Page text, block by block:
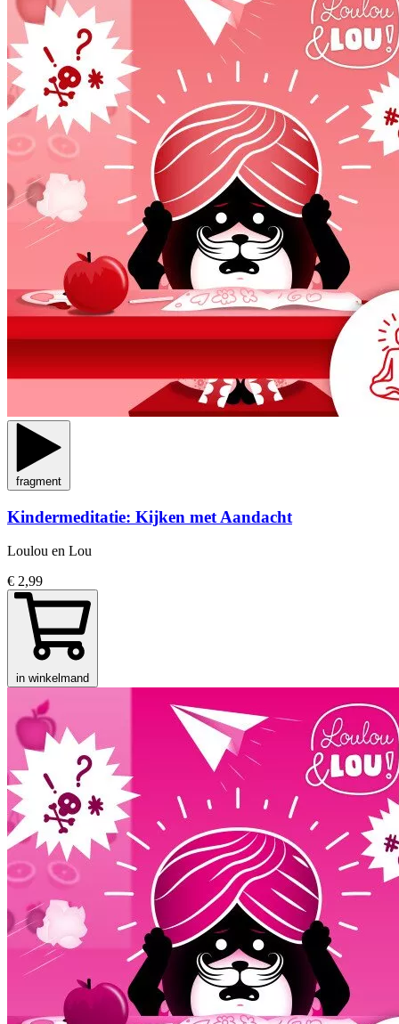
fragment
Kindermeditatie: Kijken met Aandacht
Loulou en Lou
€ 2,99
in winkelmand